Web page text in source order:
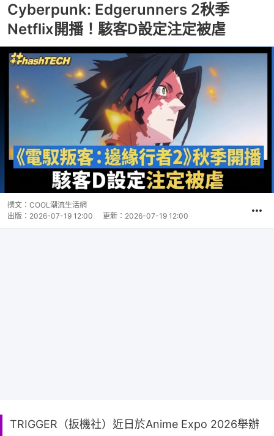
Cyberpunk: Edgerunners 2秋季
Netflix開播！駭客D設定注定被虐
撰文： COOL潮流生活網
出版： 2026-07-19 12:00 更新： 2026-07-19 12:00
TRIGGER（扳機社）近日於Anime Expo 2026舉辦